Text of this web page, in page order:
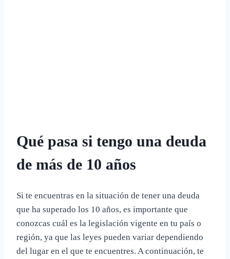
Qué pasa si tengo una deuda
de más de 10 años
Si te encuentras en la situación de tener una deuda
que ha superado los 10 años, es importante que
conozcas cuál es la legislación vigente en tu país o
región, ya que las leyes pueden variar dependiendo
del lugar en el que te encuentres. A continuación, te